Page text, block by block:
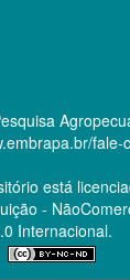
fale-
está
-
Internacional.